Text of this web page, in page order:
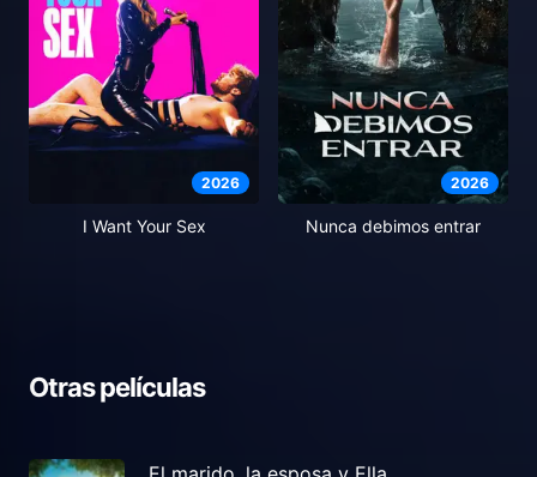
2026
I Want Your Sex
2026
Nunca debimos entrar
Otras películas